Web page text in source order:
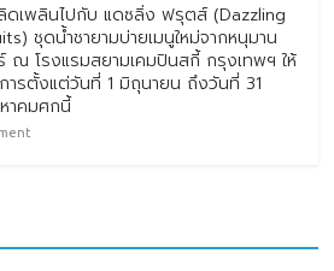
ดเพลินไปกับ แดซลิ่ง ฟรุตส์ (Dazzling
ชุดน้ำชายามบ่ายเมนูใหม่จากหนุมาน
ณ โรงแรมสยามเคมปินสกี้ กรุงเทพฯ ให้
ารตั้งแต่วันที่ 1 มิถุนายน ถึงวันที่ 31
าคมศกนี้